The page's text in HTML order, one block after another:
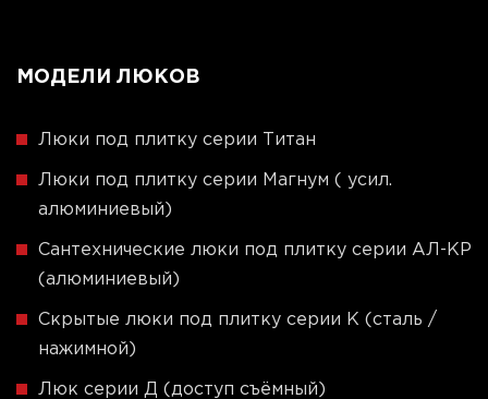
МОДЕЛИ ЛЮКОВ
Люки под плитку серии Титан
Люки под плитку серии Магнум ( усил.
алюминиевый)
Сантехнические люки под плитку серии АЛ-КР
(алюминиевый)
Скрытые люки под плитку серии K (сталь /
нажимной)
Люк серии Д (доступ съёмный)